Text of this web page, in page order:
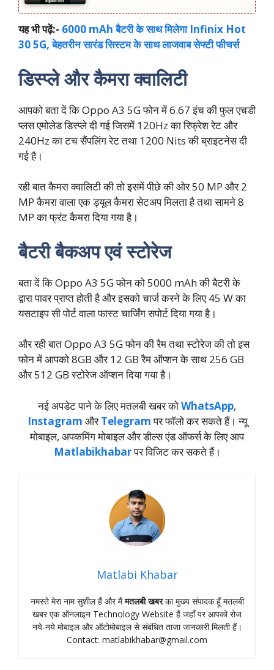
यह भी पढ़ें:- 6000 mAh बैटरी के साथ मिलेगा Infinix Hot
30 5G, बेहतरीन सारंड सिस्‍टम के साथ लाजवाब सेफ्टी फीचर्स
डिस्प्ले और कैमरा क्वालिटी
आपको बता दें कि Oppo A3 5G फोन में 6.67 इंच की फुल एचडी
प्लस एमोलेड डिस्प्ले दी गई जिसमें 120Hz का रिफ्रेश रेट और
240Hz का टच सैंपलिंग रेट तथा 1200 Nits की ब्राइटनेस दी
गई है।
रही बात कैमरा क्वालिटी की तो इसमें पीछे की ओर 50 MP और 2
MP कैमरा वाला एक ड्यूल कैमरा सेटअप मिलता है तथा सामने 8
MP का फ्रंट कैमरा दिया गया है।
बैटरी बैकअप एवं स्टोरेज
बता दें कि Oppo A3 5G फोन को 5000 mAh की बैटरी के
द्वारा पावर प्राप्त होती है और इसको चार्ज करने के लिए 45 W का
यसटाइप सी पोर्ट वाला फास्ट चार्जिंग सपोर्ट दिया गया है।
और रही बात Oppo A3 5G फोन की रैम तथा स्टोरेज की तो इस
फोन में आपको 8GB और 12 GB रैम ऑप्शन के साथ 256 GB
और 512 GB स्टोरेज ऑप्शन दिया गया है।
नई अपडेट पाने के लिए मतलबी खबर कोWhatsApp,
Instagram औरTelegramपर फॉलो कर सकते हैं। न्‍यू
मोबाइल, अपकमिंग मोबाइल और डील्‍स एंड ऑफर्स के लिए आप
Matlabikhabarपर विजिट कर सकते हैं।
Matlabi Khabar
नमस्‍ते मेरा नाम सुशील हैं और मैंमतलबी खबरका मुख्‍य संपादक हूँ मतलबी
खबर एक ऑनलाइन Technology Website हैं जहॉं पर आपको रोज
नये-नये मोबाइल और ऑटोमोबाइल से संबंधित ताजा जानकारी मिलती हैं।
Contact: matlabikhabar@gmail.com